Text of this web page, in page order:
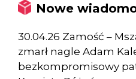
Nowe
30.04.26 Zamość –
zmarł nagle Adam
bezkompromisowy